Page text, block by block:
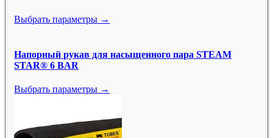
Выбрать параметры →
Напорный рукав для насыщенного пара STEAM
STAR® 6 BAR
Выбрать параметры →